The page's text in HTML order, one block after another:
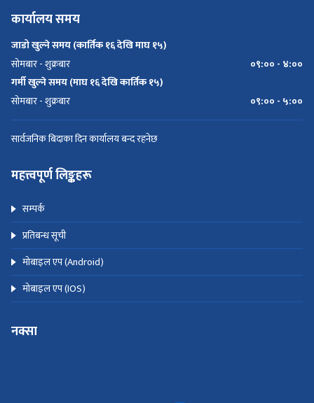
कार्यालय समय
जाडो खुल्ने समय (कार्तिक १६ देखि माघ १५)
सोमबार - शुक्रबार
०९:०० - ४:००
गर्मी खुल्ने समय (माघ १६ देखि कार्तिक १५)
सोमबार - शुक्रबार
०९:०० - ५:००
सार्वजनिक बिदाका दिन कार्यालय बन्द रहनेछ
महत्त्वपूर्ण लिङ्कहरू
सम्पर्क
प्रतिबन्ध सूची
मोबाइल एप (Android)
मोबाइल एप (IOS)
नक्सा